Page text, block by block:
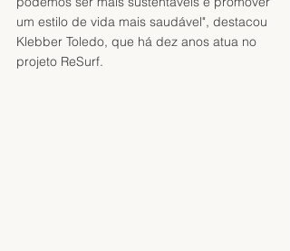
um estilo de vida mais saudável", destacou
Klebber Toledo, que há dez anos atua no
projeto ReSurf.